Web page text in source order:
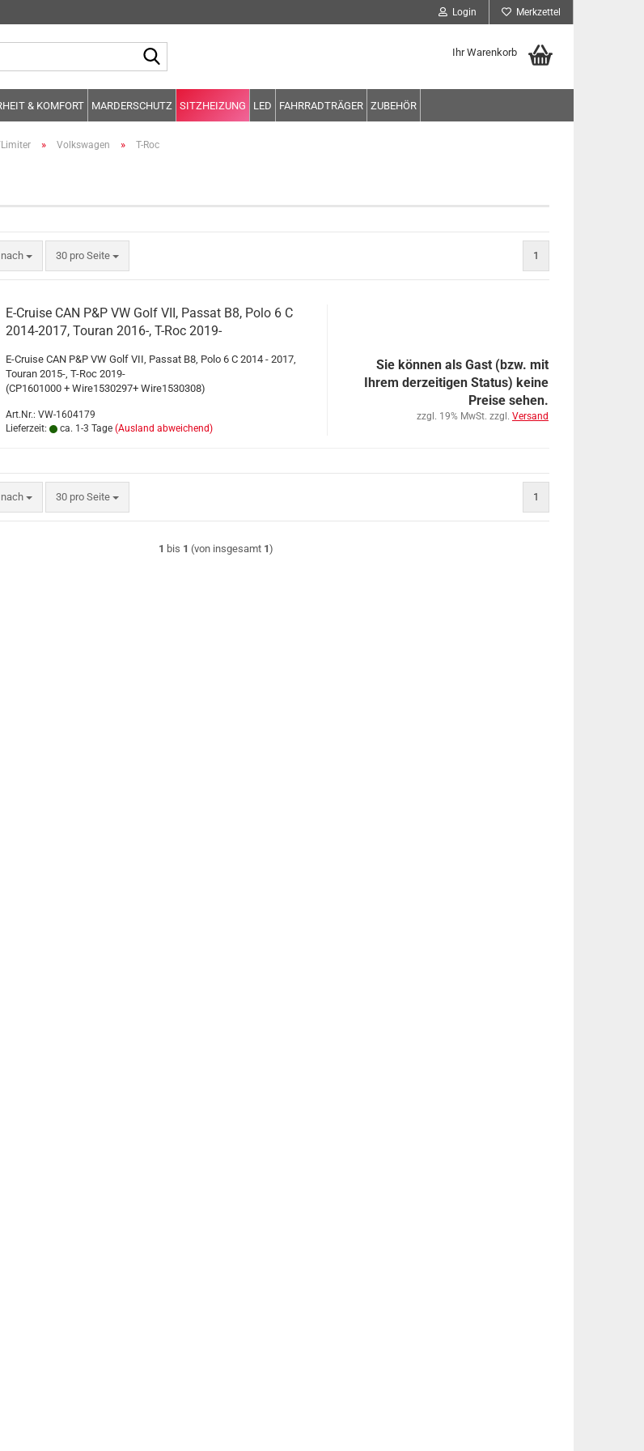
Login Merkzettel
Ihr Warenkorb
& KOMFORT MARDERSCHUTZ SITZHEIZUNG LED FAHRRADTRÄGER ZUBEHÖR
» Volkswagen » T-Roc
30 pro Seite
pro Seite 1
E-Cruise CAN P&P VW Golf VII, Passat B8, Polo 6 C
2014-2017, Touran 2016-, T-Roc 2019-
E-Cruise CAN P&P VW Golf VII, Passat B8, Polo 6 C 2014 - 2017,
Touran 2015-, T-Roc 2019-
(CP1601000 + Wire1530297+ Wire1530308)
Art.Nr.: VW-1604179
Lieferzeit:
ca. 1-3 Tage (Ausland abweichend)
Sie können als Gast (bzw. mit
Ihrem derzeitigen Status) keine
Preise sehen.
zzgl. 19% MwSt. zzgl. Versand
30 pro Seite
pro Seite 1
1 bis 1 (von insgesamt 1)